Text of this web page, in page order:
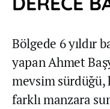
Bölgede 6 yıldır
yapan Ahmet
mevsim sürdüğü,
farklı manzara